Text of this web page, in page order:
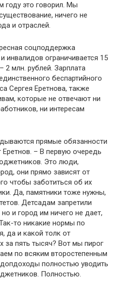
году это говорил. Мы
ничего не
и отраслей.
соцподдержка
инвалидов ограничивается 15
млн. рублей. Зарплата
беспартийного
Сергея Еретнова, также
которые не отвечают ни
ни интересам
прямые обязанности
Еретнов. – В первую очередь
Это люди,
они прямо зависят от
чтобы заботиться об их
Да, памятники тоже нужны,
Детсадам запретили
и город им ничего не дает,
то никакие нормы по
да и какой толк от
за пять тысяч? Вот мы пирог
по всяким второстепенным
полностью уводить
Полностью.